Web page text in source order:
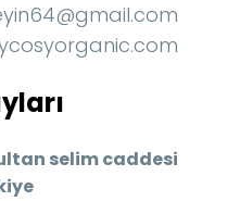
selim caddesi